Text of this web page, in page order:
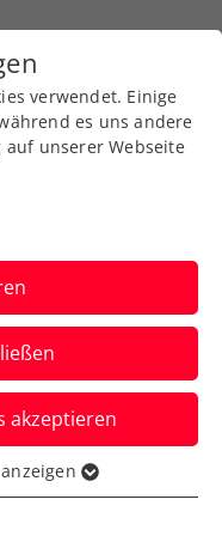
verwendet. Einige
es uns andere
unserer Webseite
akzeptieren